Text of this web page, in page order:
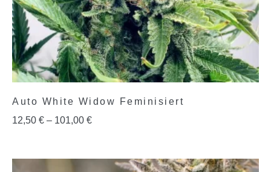
Auto White Widow Feminisiert
12,50 € – 101,00 €